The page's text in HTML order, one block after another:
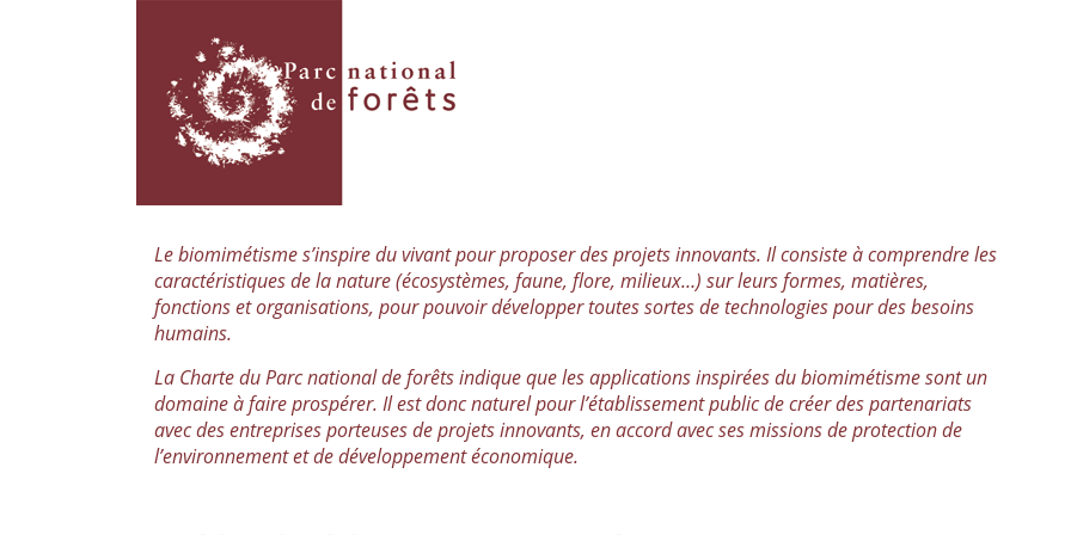
Le biomimétisme s’inspire du vivant pour proposer des projets innovants. Il consiste à comprendre les
caractéristiques de la nature (écosystèmes, faune, flore, milieux…) sur leurs formes, matières,
fonctions et organisations, pour pouvoir développer toutes sortes de technologies pour des besoins
humains.
La Charte du Parc national de forêts indique que les applications inspirées du biomimétisme sont un
domaine à faire prospérer. Il est donc naturel pour l’établissement public de créer des partenariats
avec des entreprises porteuses de projets innovants, en accord avec ses missions de protection de
l’environnement et de développement économique.